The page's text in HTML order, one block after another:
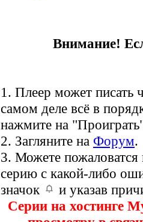
Внимание!
1. Плеер может писать
самом деле всё в
нажмите на
2. Загляните на Форум.
3. Можете
серию с какой-либо
значок
и указав
Серии на хостинге